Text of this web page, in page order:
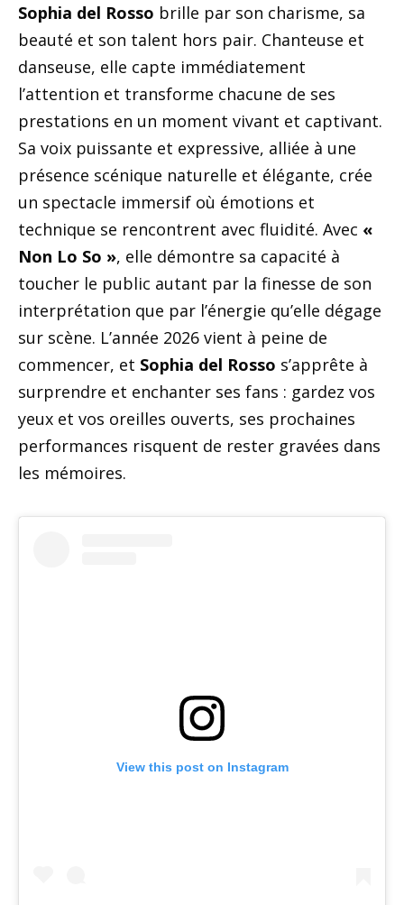
Sophia del Rosso brille par son charisme, sa
beauté et son talent hors pair. Chanteuse et
danseuse, elle capte immédiatement
l’attention et transforme chacune de ses
prestations en un moment vivant et captivant.
Sa voix puissante et expressive, alliée à une
présence scénique naturelle et élégante, crée
un spectacle immersif où émotions et
technique se rencontrent avec fluidité. Avec «
Non Lo So », elle démontre sa capacité à
toucher le public autant par la finesse de son
interprétation que par l’énergie qu’elle dégage
sur scène. L’année 2026 vient à peine de
commencer, et Sophia del Rosso s’apprête à
surprendre et enchanter ses fans : gardez vos
yeux et vos oreilles ouverts, ses prochaines
performances risquent de rester gravées dans
les mémoires.
View this post on Instagram